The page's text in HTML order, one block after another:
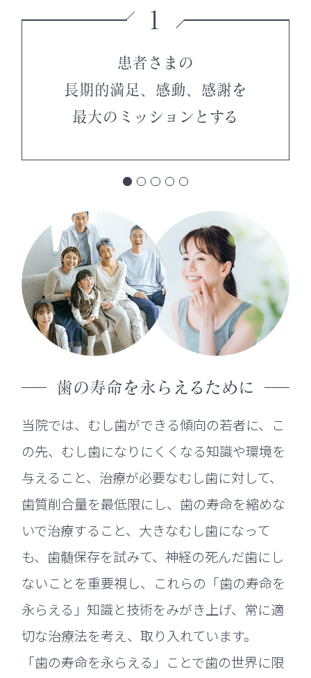
1
患者さまの
長期的満足、感動、感謝を
最大のミッションとする
歯の寿命を永らえるために
当院では、むし歯ができる傾向の若者に、こ
の先、むし歯になりにくくなる知識や環境を
与えること、治療が必要なむし歯に対して、
歯質削合量を最低限にし、歯の寿命を縮めな
いで治療すること、大きなむし歯になって
も、歯髄保存を試みて、神経の死んだ歯にし
ないことを重要視し、これらの「歯の寿命を
永らえる」知識と技術をみがき上げ、常に適
切な治療法を考え、取り入れています。
「歯の寿命を永らえる」ことで歯の世界に限